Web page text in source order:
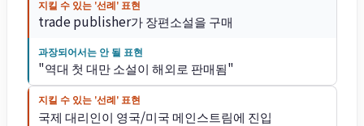
지킬 수 있는 '선례' 표현
trade publisher가 장편소설을 구매
과장되어서는 안 될 표현
"역대 첫 대만 소설이 해외로 판매됨"
지킬 수 있는 '선례' 표현
국제 대리인이 영국/미국 메인스트림에 진입